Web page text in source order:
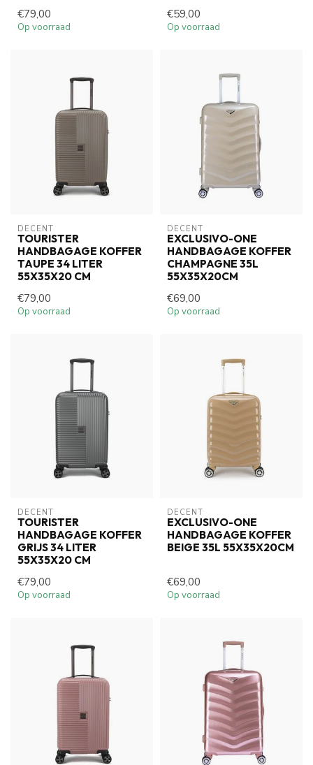
€79,00
Op voorraad
€59,00
Op voorraad
DECENT
TOURISTER
HANDBAGAGE KOFFER
TAUPE 34 LITER
55X35X20 CM
€79,00
Op voorraad
DECENT
EXCLUSIVO-ONE
HANDBAGAGE KOFFER
CHAMPAGNE 35L
55X35X20CM
€69,00
Op voorraad
DECENT
TOURISTER
HANDBAGAGE KOFFER
GRIJS 34 LITER
55X35X20 CM
€79,00
Op voorraad
DECENT
EXCLUSIVO-ONE
HANDBAGAGE KOFFER
BEIGE 35L 55X35X20CM
€69,00
Op voorraad